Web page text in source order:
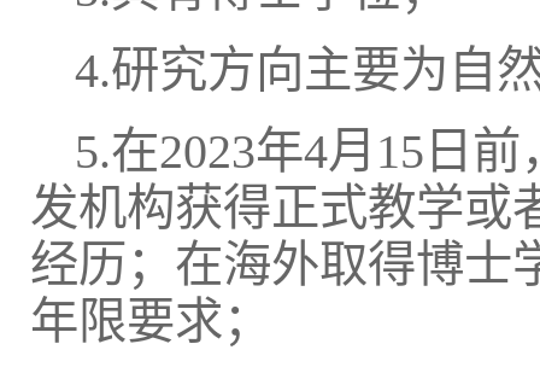
4.研究方向主要为自
5.在2023年4月15日
发机构获得正式教学或
经历；在海外取得博士
年限要求；